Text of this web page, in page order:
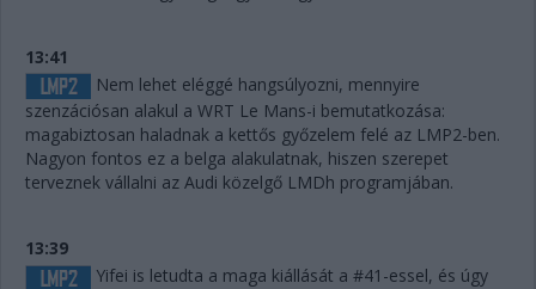
13:41
Nem lehet eléggé hangsúlyozni, mennyire
szenzációsan alakul a WRT Le Mans-i bemutatkozása:
magabiztosan haladnak a kettős győzelem felé az LMP2-ben.
Nagyon fontos ez a belga alakulatnak, hiszen szerepet
terveznek vállalni az Audi közelgő LMDh programjában.
13:39
Yifei is letudta a maga kiállását a #41-essel, és úgy